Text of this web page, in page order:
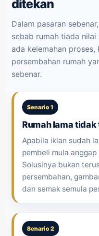
ditekan
Dalam pasaran
sebab rumah tiada
ada kelemahan proses,
persembahan rumah
sebenar.
Senario 1
Rumah lama
Apabila iklan sudah
pembeli mula
Solusinya bukan
persembahan,
dan semak semula
Senario 2